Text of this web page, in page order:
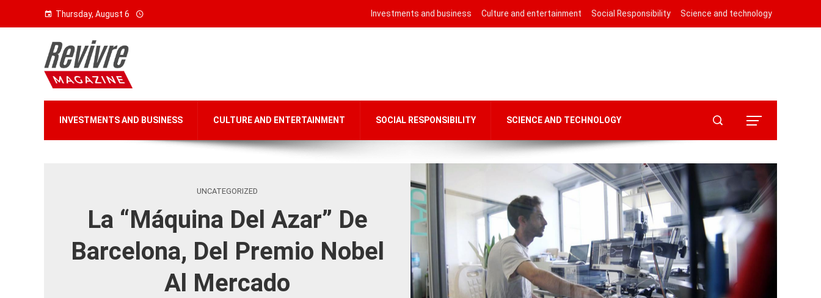
Thursday, August 6 Investments and business Culture and entertainment Social Responsibility Science and technology
INVESTMENTS AND BUSINESS CULTURE AND ENTERTAINMENT SOCIAL RESPONSIBILITY SCIENCE AND TECHNOLOGY
UNCATEGORIZED
La “máquina Del Azar” De
Barcelona, ​​del Premio Nobel
Al Mercado